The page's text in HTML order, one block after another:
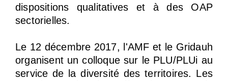
dispositions qualitatives et à des OAP
sectorielles.
Le 12 décembre 2017, l'AMF et le Gridauh
organisent un colloque sur le PLU/PLUi au
service de la diversité des territoires. Les